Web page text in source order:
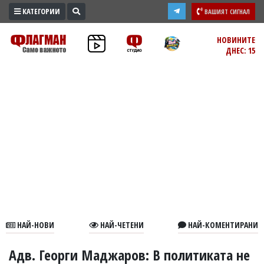
ПРОМО
ЗОНА
КАТЕГОРИИ ВАШИЯТ СИГНАЛ
НОВИНИТЕ
ДНЕС: 15
НАЙ-НОВИ НАЙ-ЧЕТЕНИ НАЙ-КОМЕНТИРАНИ
Адв. Георги Маджаров: В политиката не